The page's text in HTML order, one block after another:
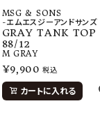
MSG & SONS
-エムエスジーアンドサンズ
GRAY TANK TOP
88/12
M GRAY
¥9,900 税込
カートに入れる